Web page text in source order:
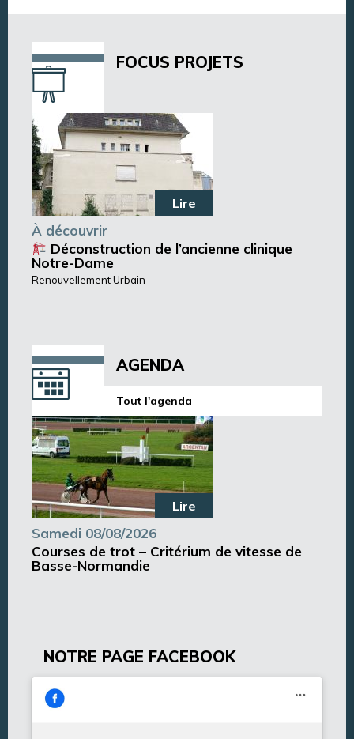
Annuaire des associations
FOCUS PROJETS
Lire
À découvrir
Déconstruction de l’ancienne clinique
Notre-Dame
Renouvellement Urbain
AGENDA
Tout l'agenda
Lire
Samedi 08/08/2026
Courses de trot – Critérium de vitesse de
Basse-Normandie
NOTRE PAGE FACEBOOK